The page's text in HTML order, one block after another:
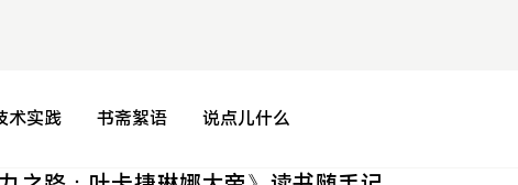
术实践 书斋絮语 说点儿什么